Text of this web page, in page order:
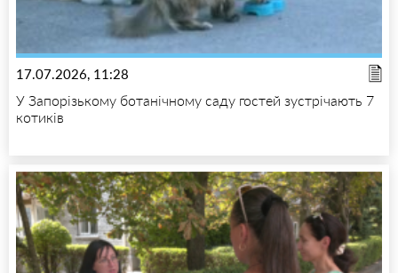
17.07.2026, 11:28
У Запорізькому ботанічному саду гостей зустрічають 7
котиків